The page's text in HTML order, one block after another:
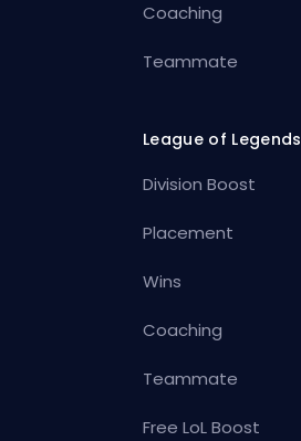
Coaching
Teammate
League of Legends
Division Boost
Placement
Wins
Coaching
Teammate
Free LoL Boost